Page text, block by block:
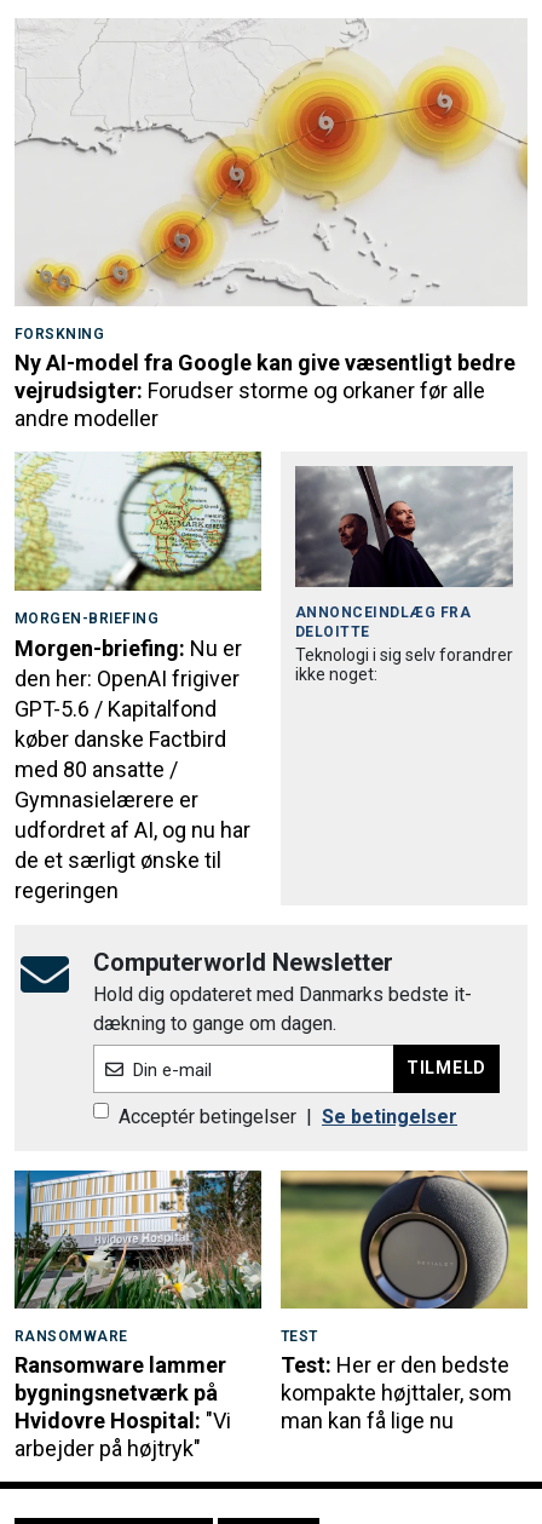
FORSKNING
Ny AI-model fra Google kan give væsentligt bedre
vejrudsigter: Forudser storme og orkaner før alle
andre modeller
MORGEN-BRIEFING
Morgen-briefing: Nu er
den her: OpenAI frigiver
GPT-5.6 / Kapitalfond
køber danske Factbird
med 80 ansatte /
Gymnasielærere er
udfordret af AI, og nu har
de et særligt ønske til
regeringen
ANNONCEINDLÆG FRA
DELOITTE
Teknologi i sig selv forandrer
ikke noget:
Computerworld Newsletter
Hold dig opdateret med Danmarks bedste it-
dækning to gange om dagen.
Din e-mail TILMELD
Acceptér betingelser | Se betingelser
RANSOMWARE
Ransomware lammer
bygningsnetværk på
Hvidovre Hospital: "Vi
arbejder på højtryk"
TEST
Test: Her er den bedste
kompakte højttaler, som
man kan få lige nu